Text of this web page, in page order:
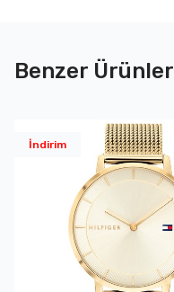
Benzer Ürünler
İndirim